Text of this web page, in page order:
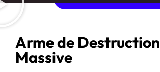
Arme de Destruction
Massive